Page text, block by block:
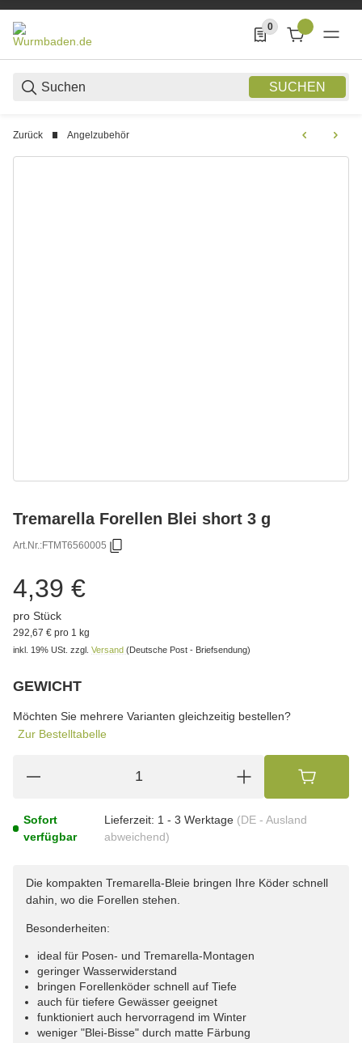
SUCHEN
0
0 Produkte in der
Zurück Angelzubehör
Tremarella Forellen Blei short 3 g
Art.Nr.:FTMT6560005
4,39 €
pro Stück
292,67 € pro 1 kg
inkl. 19% USt. zzgl. Versand (Deutsche Post - Briefsendung)
GEWICHT
Möchten Sie mehrere Varianten gleichzeitig bestellen?
Zur Bestelltabelle
Sofort
verfügbar
Lieferzeit: 1 - 3 Werktage (DE - Ausland
abweichend)
Die kompakten Tremarella-Bleie bringen Ihre Köder schnell
dahin, wo die Forellen stehen.
Besonderheiten:
ideal für Posen- und Tremarella-Montagen
geringer Wasserwiderstand
bringen Forellenköder schnell auf Tiefe
auch für tiefere Gewässer geeignet
funktioniert auch hervorragend im Winter
weniger "Blei-Bisse" durch matte Färbung